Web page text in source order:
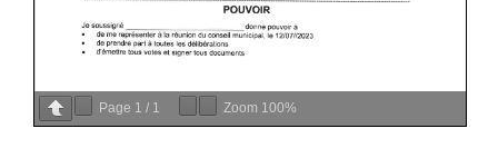
Page 1 / 1 Zoom 100%